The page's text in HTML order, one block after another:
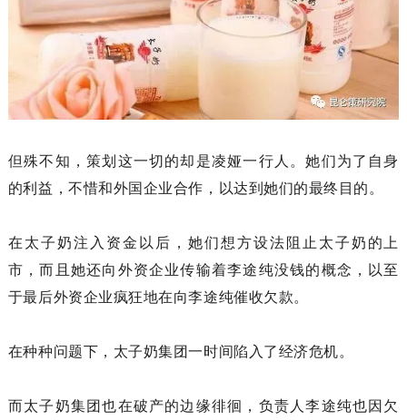
但殊不知，策划这一切的却是凌娅一行人。她们为了自身
的利益，不惜和外国企业合作，以达到她们的最终目的。
在太子奶注入资金以后，她们想方设法阻止太子奶的上
市，而且她还向外资企业传输着李途纯没钱的概念，以至
于最后外资企业疯狂地在向李途纯催收欠款。
在种种问题下，太子奶集团一时间陷入了经济危机。
而太子奶集团也在破产的边缘徘徊，负责人李途纯也因欠